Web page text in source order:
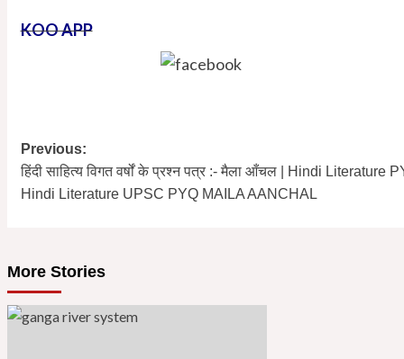
KOO APP
Post
navigation
Previous:
हिंदी साहित्य विगत वर्षों के प्रश्न पत्र :- मैला आँचल | Hindi Literature
Hindi Literature UPSC PYQ MAILA AANCHAL
More Stories